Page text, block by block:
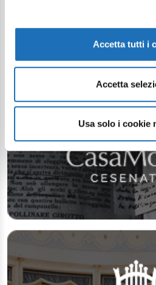
Accetta tutti i
Accetta
Usa solo i cookie